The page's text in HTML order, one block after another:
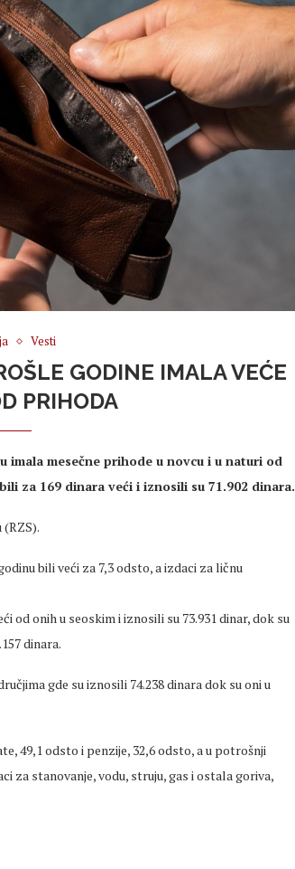
Vesti
GODINE IMALA VEĆE
PRIHODA
imala mesečne prihode u novcu i u naturi od
za 169 dinara veći i iznosili su 71.902 dinara.
bili veći za 7,3 odsto, a izdaci za ličnu
od onih u seoskim i iznosili su 73.931 dinar, dok su
dinara.
gde su iznosili 74.238 dinara dok su oni u
49,1 odsto i penzije, 32,6 odsto, a u potrošnji
za stanovanje, vodu, struju, gas i ostala goriva,